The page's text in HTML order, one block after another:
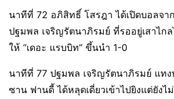
นาทีที่ 72 อภิสิทธิ์ โสรฎา ได้เปิดบอลจา
ปฐมพล เจริญรัตนาภิรมย์ ที่รออยู่เสาไก
ให้ “เดอะ แรบบิท” ขึ้นนำ 1-0
นาทีที่ 77 ปฐมพล เจริญรัตนาภิรมย์ แท
ซาน ฟานดี้ ได้หลุดเดี่ยวเข้าไปยิงแต่ยังไ